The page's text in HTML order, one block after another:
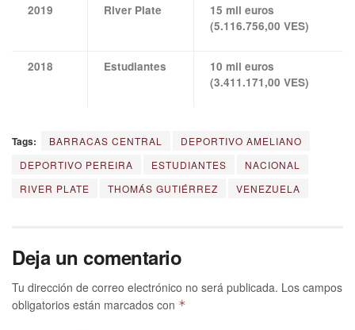
2019 River Plate
15 mil euros
(5.116.756,00 VES)
2018 Estudiantes
10 mil euros
(3.411.171,00 VES)
Tags: BARRACAS CENTRAL
DEPORTIVO AMELIANO
DEPORTIVO PEREIRA
ESTUDIANTES
NACIONAL
RIVER PLATE
THOMÁS GUTIÉRREZ VENEZUELA
Deja un comentario
Tu dirección de correo electrónico no será publicada. Los campos
obligatorios están marcados con *